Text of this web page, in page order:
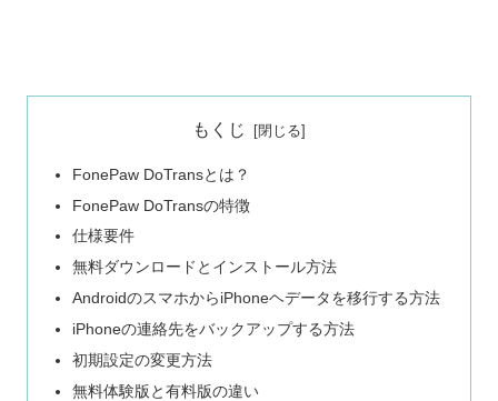
もくじ
FonePaw DoTransとは？
FonePaw DoTransの特徴
仕様要件
無料ダウンロードとインストール方法
AndroidのスマホからiPhoneヘデータを移行する方法
iPhoneの連絡先をバックアップする方法
初期設定の変更方法
無料体験版と有料版の違い